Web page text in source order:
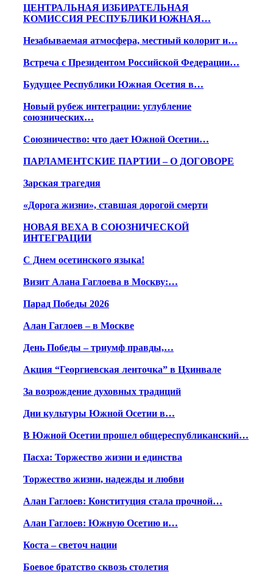
ЦЕНТРАЛЬНАЯ ИЗБИРАТЕЛЬНАЯ
КОМИССИЯ РЕСПУБЛИКИ ЮЖНАЯ…
Незабываемая атмосфера, местный колорит и…
Встреча с Президентом Российской Федерации…
Будущее Республики Южная Осетия в…
Новый рубеж интеграции: углубление
союзнических…
Союзничество: что дает Южной Осетии…
ПАРЛАМЕНТСКИЕ ПАРТИИ – О ДОГОВОРЕ
Зарская трагедия
«Дорога жизни», ставшая дорогой смерти
НОВАЯ ВЕХА В СОЮЗНИЧЕСКОЙ
ИНТЕГРАЦИИ
С Днем осетинского языка!
Визит Алана Гаглоева в Москву:…
Парад Победы 2026
Алан Гаглоев – в Москве
День Победы – триумф правды,…
Акция “Георгиевская ленточка” в Цхинвале
За возрождение духовных традиций
Дни культуры Южной Осетии в…
В Южной Осетии прошел общереспубликанский…
Пасха: Торжество жизни и единства
Торжество жизни, надежды и любви
Алан Гаглоев: Конституция стала прочной…
Алан Гаглоев: Южную Осетию и…
Коста – светоч нации
Боевое братство сквозь столетия